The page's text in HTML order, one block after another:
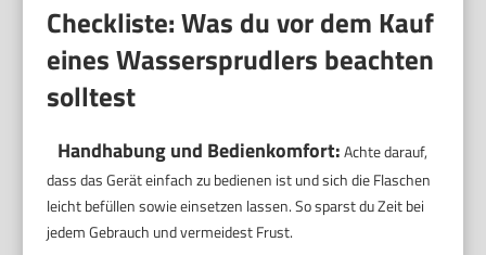
Checkliste: Was du vor dem Kauf
eines Wassersprudlers beachten
solltest
Handhabung und Bedienkomfort:Achte darauf,
dass das Gerät einfach zu bedienen ist und sich die Flaschen
leicht befüllen sowie einsetzen lassen. So sparst du Zeit bei
jedem Gebrauch und vermeidest Frust.